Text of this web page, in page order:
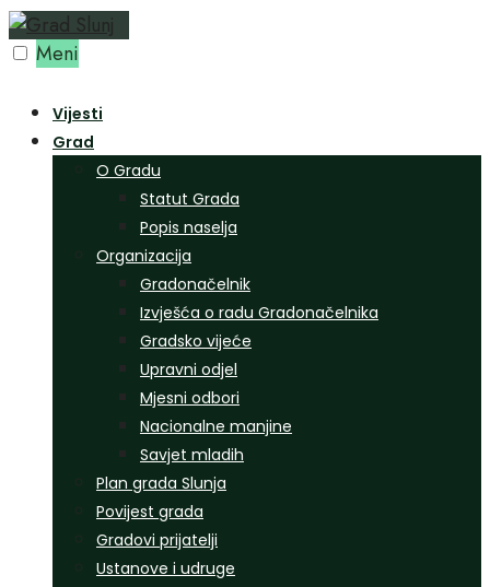
Preskoči
na Meni
Vijesti
Grad
O Gradu
Statut Grada
Popis naselja
Organizacija
Gradonačelnik
Izvješća o radu Gradonačelnika
Gradsko vijeće
Upravni odjel
Mjesni odbori
Nacionalne manjine
Savjet mladih
Plan grada Slunja
Povijest grada
Gradovi prijatelji
Ustanove i udruge